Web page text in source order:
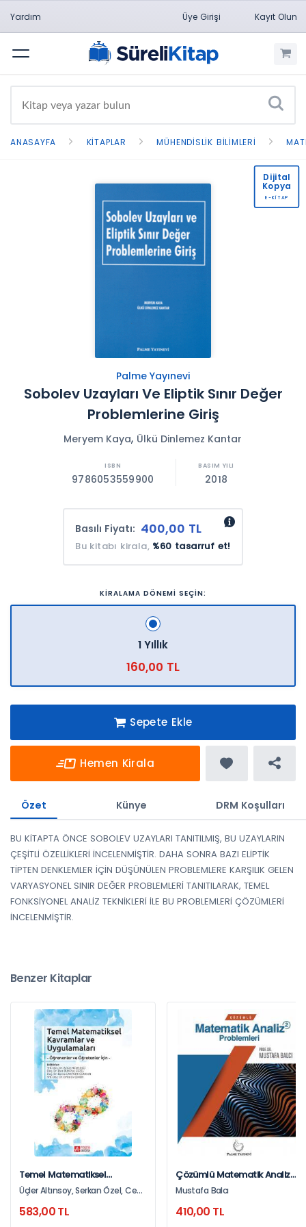
Yardım Üye Girişi Kayıt Olun
Menü
ANASAYFA KITAPLAR MÜHENDISLIK BILIMLERI
Palme Yayınevi
Sobolev Uzayları Ve Eliptik Sınır Değer
Problemlerine Giriş
Meryem Kaya, Ülkü Dinlemez Kantar
9786053559900 2018
Basılı Fiyatı: 400,00 TL
Bu kitabı kirala, %60 tasarruf et!
KİRALAMA DÖNEMİ SEÇİN:
1 Yıllık
160,00 TL
Sepete Ekle
Hemen Kirala
Özet Künye DRM Koşulları
BU KİTAPTA ÖNCE SOBOLEV UZAYLARI TANITILMIŞ, BU UZAYLARIN
ÇEŞİTLİ ÖZELLİKLERİ İNCELENMİŞTİR. DAHA SONRA BAZI ELİPTİK
TİPTEN DENKLEMLER İÇİN DÜŞÜNÜLEN PROBLEMLERE KARŞILIK GELEN
VARYASYONEL SINIR DEĞER PROBLEMLERİ TANITILARAK, TEMEL
FONKSİYONEL ANALİZ TEKNİKLERİ İLE BU PROBLEMLERİ ÇÖZÜMLERİ
İNCELENMİŞTİR.
Dijital
Kopya
E-KİTAP
Benzer Kitaplar
Temel Matematiksel
Kavramlar Ve Uygulamaları
Üçler Altınsoy, Serkan Özel, Cenk
Özşevik Birsen, Nilgün Çelik,
583,00 TL
Çözümlü Matematik Analiz
Problem - 2
Mustafa Balcı
410,00 TL